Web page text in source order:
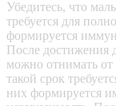
Убедитесь, что
требуется для
формируется
После достижения
можно отнимать
такой срок
них формируется